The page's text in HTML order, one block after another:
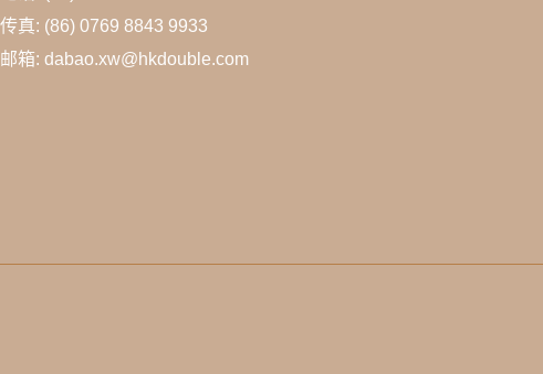
传真: (86) 0769 8843 9933
邮箱: dabao.xw@hkdouble.com